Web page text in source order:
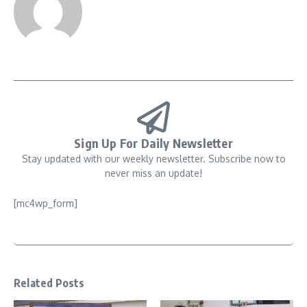
Sign Up For Daily Newsletter
Stay updated with our weekly newsletter. Subscribe now to
never miss an update!
[mc4wp_form]
Related Posts